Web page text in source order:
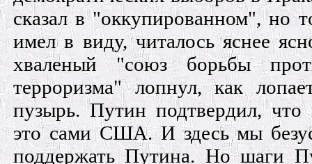
сказал в "оккупированном", но
имел в виду, читалось яснее
хваленый "союз борьбы
терроризма" лопнул, как
пузырь. Путин подтвердил, что
это сами США. И здесь мы
поддержать Путина. Но шаги